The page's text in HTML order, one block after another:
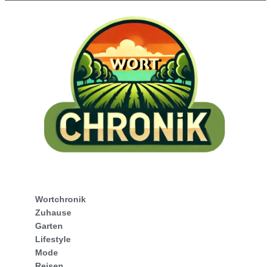
Wortchronik
Zuhause
Garten
Lifestyle
Mode